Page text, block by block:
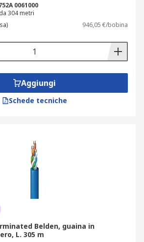
0061000
304 metri
946,05 €/bobina
Aggiungi
Schede tecniche
Belden, guaina in
L. 305 m